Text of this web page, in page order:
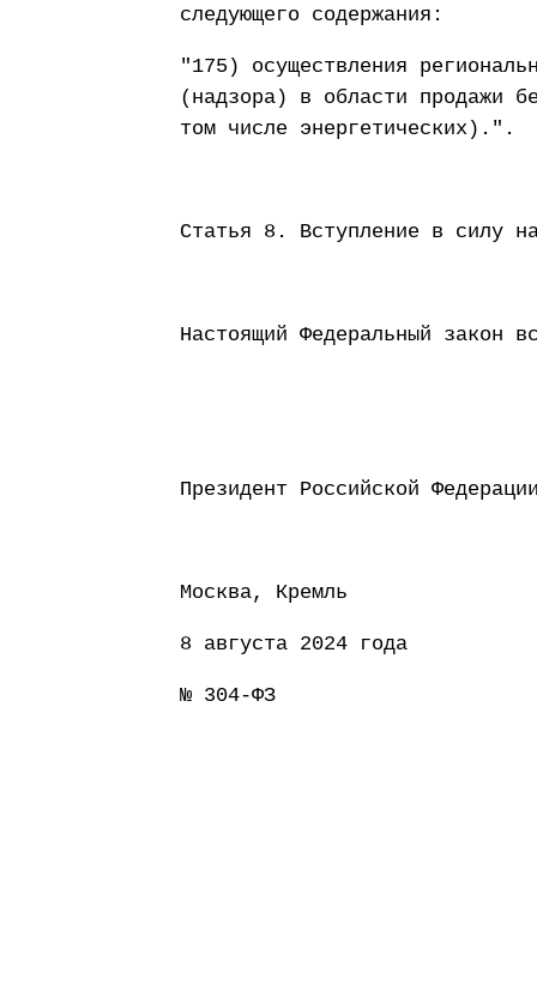
следующего содержания:
"175) осуществления
(надзора) в области продажи
том числе энергетических).".
Статья 8. Вступление в силу
Настоящий Федеральный закон
Президент
Москва, Кремль
8 августа 2024 года
№ 304-ФЗ